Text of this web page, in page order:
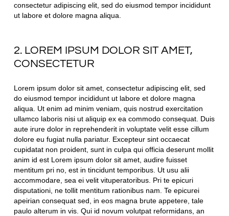
consectetur adipiscing elit, sed do eiusmod tempor incididunt
ut labore et dolore magna aliqua.
2. LOREM IPSUM DOLOR SIT AMET,
CONSECTETUR
Lorem ipsum dolor sit amet, consectetur adipiscing elit, sed
do eiusmod tempor incididunt ut labore et dolore magna
aliqua. Ut enim ad minim veniam, quis nostrud exercitation
ullamco laboris nisi ut aliquip ex ea commodo consequat. Duis
aute irure dolor in reprehenderit in voluptate velit esse cillum
dolore eu fugiat nulla pariatur. Excepteur sint occaecat
cupidatat non proident, sunt in culpa qui officia deserunt mollit
anim id est Lorem ipsum dolor sit amet, audire fuisset
mentitum pri no, est in tincidunt temporibus. Ut usu alii
accommodare, sea ei velit vituperatoribus. Pri te epicuri
disputationi, ne tollit mentitum rationibus nam. Te epicurei
apeirian consequat sed, in eos magna brute appetere, tale
paulo alterum in vis. Qui id novum volutpat reformidans, an